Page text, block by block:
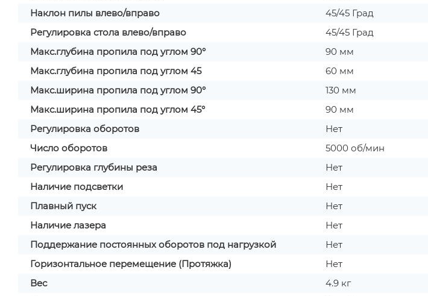
Наклон пилы влево/вправо
45/45 Град
Регулировка стола влево/вправо
45/45 Град
Макс.глубина пропила под углом 90°
90 мм
Макс.глубина пропила под углом 45
60 мм
Макс.ширина пропила под углом 90°
130 мм
Макс.ширина пропила под углом 45°
90 мм
Регулировка оборотов
Нет
Число оборотов
5000 об/мин
Регулировка глубины реза
Нет
Наличие подсветки
Нет
Плавный пуск
Нет
Наличие лазера
Нет
Поддержание постоянных оборотов под нагрузкой
Нет
Горизонтальное перемещение (Протяжка)
Нет
Вес
4.9 кг